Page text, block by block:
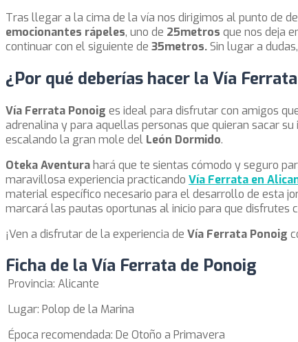
Tras llegar a la cima de la vía nos dirigimos al punto de
emocionantes rápeles, uno de 25metros que nos deja
continuar con el siguiente de 35metros.Sin lugar a
¿Por qué deberías hacer la Vía
Vía Ferrata Ponoig es ideal para disfrutar con amigos
adrenalina y para aquellas personas que quieran sacar
escalando la gran mole del León Dormido.
Oteka Aventurahará que te sientas cómodo y seguro
maravillosa experiencia practicando Vía Ferrata en
material específico necesario para el desarrollo de esta
marcará las pautas oportunas al inicio para que disfrutes
¡Ven a disfrutar de la experiencia de Vía Ferrata Ponoig
Ficha de la Vía Ferrata de Ponoig
Provincia: Alicante
Lugar: Polop de la Marina
Época recomendada: De Otoño a Primavera